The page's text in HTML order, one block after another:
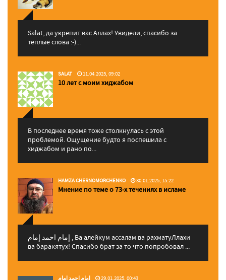
Salat, да укрепит вас Аллаx! Увидели, спасибо за
теплые слова :-)...
SALAT 11.04.2025, 09:02
10 лет с моим хиджабом
В последнее время тоже столкнулась с этой
проблемой. Ощущение будто я поспешила с
хиджабом и рано по...
HAMZA CHERNOMORCHENKO 30.01.2025, 15:22
Мнение по теме о 73-х течениях в исламе
إمام احمد إمام , Ва алейкум ассалам ва рахматуЛлахи
ва баракятух! Спасибо брат за то что попробовал ...
إمام احمد إمام 29.01.2025, 00:43